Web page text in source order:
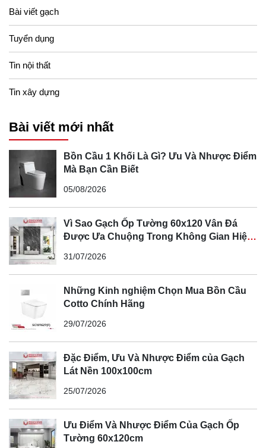
Bảo trì ngói tráng men không tốn quá nhiều thời gian và chi
phí, nhưng lại mang đến hiệu quả lâu dài, giúp mái nhà
luôn bền đẹp và chắc chắn trước mọi điều kiện thời tiết.
Mong rằng bài viết này của Ong Vàng sẽ cung cấp thêm
thông tin cần thiết cho quý khách hàng khi vệ sinh bề mặt
mái ngói. Hiện tại Ong Vàng đang phân phối các dòng sản
phẩm ngói Prime bao gồm ngói Wave S, ngói Hera, ngói
Hera Luxury, ngói Planio và các dòng ngói Secoin bao
gồm ngói sóng tròn, ngói sóng vuông, ngói phẳng, ngói giả
đá. Nếu quý khách hàng cần thêm thông tin, xin liên hệ
Bài viết gạch
Tuyển dụng
Tin nội thất
Tin xây dựng
Bài viết mới nhất
Bồn Cầu 1 Khối Là Gì? Ưu Và Nhược Điểm
Mà Bạn Cần Biết
05/08/2026
Vì Sao Gạch Ốp Tường 60x120 Vân Đá
Được Ưa Chuộng Trong Không Gian Hiện
31/07/2026
Những Kinh nghiệm Chọn Mua Bồn Cầu
Cotto Chính Hãng
29/07/2026
Đặc Điểm, Ưu Và Nhược Điểm của Gạch
Lát Nền 100x100cm
25/07/2026
Ưu Điểm Và Nhược Điểm Của Gạch Ốp
Tường 60x120cm